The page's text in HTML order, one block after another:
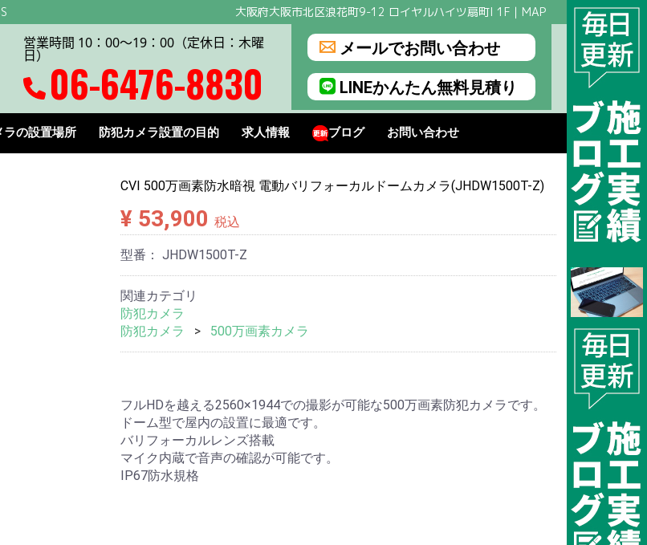
大阪府大阪市北区浪花町9-12 ロイヤルハイツ扇町I 1F｜ MAP
営業時間 10：00～19：00（定休日：木曜
日） 06-6476-8830
メールでお問い合わせ
LINEかんたん無料見積り
ラの設置場所 防犯カメラ設置の目的 求人情報 ブログ お問い合わせ
CVI 500万画素防水暗視 電動バリフォーカルドームカメラ(JHDW1500T-Z)
¥ 53,900 税込
型番： JHDW1500T-Z
関連カテゴリ
防犯カメラ
防犯カメラ
500万画素カメラ
フルHDを越える2560×1944での撮影が可能な500万画素防犯カメラです。
ドーム型で屋内の設置に最適です。
バリフォーカルレンズ搭載
マイク内蔵で音声の確認が可能です。
IP67防水規格